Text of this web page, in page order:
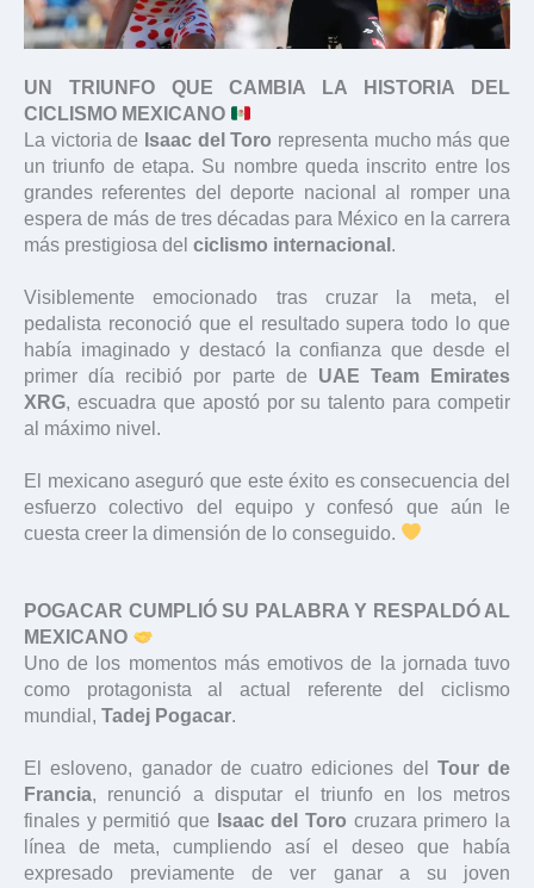
UN TRIUNFO QUE CAMBIA LA HISTORIA DEL
CICLISMO MEXICANO
La victoria de Isaac del Toro representa mucho más que
un triunfo de etapa. Su nombre queda inscrito entre los
grandes referentes del deporte nacional al romper una
espera de más de tres décadas para México en la carrera
más prestigiosa del ciclismo internacional .
Visiblemente emocionado tras cruzar la meta, el
pedalista reconoció que el resultado supera todo lo que
había imaginado y destacó la confianza que desde el
primer día recibió por parte de UAE Team Emirates
XRG, escuadra que apostó por su talento para competir
al máximo nivel.
El mexicano aseguró que este éxito es consecuencia del
esfuerzo colectivo del equipo y confesó que aún le
cuesta creer la dimensión de lo conseguido.
POGACAR CUMPLIÓ SU PALABRA Y RESPALDÓ AL
MEXICANO
Uno de los momentos más emotivos de la jornada tuvo
como protagonista al actual referente del ciclismo
mundial, Tadej Pogacar.
El esloveno, ganador de cuatro ediciones del Tour de
Francia, renunció a disputar el triunfo en los metros
finales y permitió que
Isaac del Toro cruzara primero la
línea de meta, cumpliendo así el deseo que había
expresado previamente de ver ganar a su joven